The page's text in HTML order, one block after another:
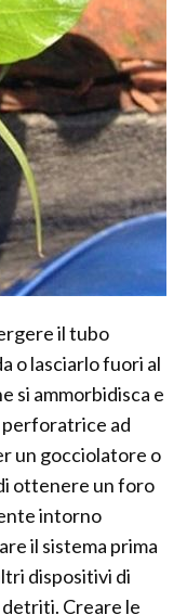
il tubo
o lasciarlo fuori al
si ammorbidisca e
perforatrice ad
un gocciolatore o
ottenere un foro
intorno
il sistema prima
dispositivi di
Creare le